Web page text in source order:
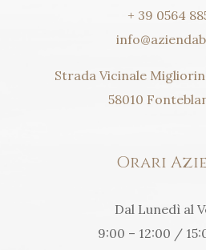
+ 39 0564
Strada Vicinale
58010
Orari
Dal Lunedì al
9:00 – 12:00 /